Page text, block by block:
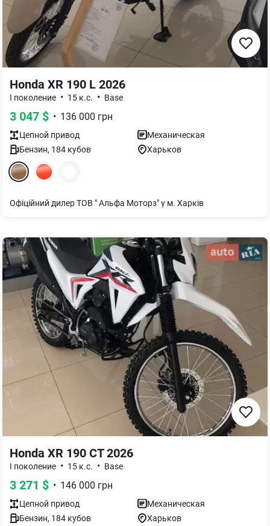
Honda XR 190 L 2026
I поколение • 15 к.с. • Base
3 047 $ • 136 000 грн
Цепной привод
Механическая
Бензин, 184 кубов Харьков
Офіційний дилер ТОВ " Альфа Моторз" у м. Харків
Honda XR 190 CT 2026
I поколение • 15 к.с. • Base
3 271 $ • 146 000 грн
Цепной привод
Механическая
Бензин, 184 кубов Харьков